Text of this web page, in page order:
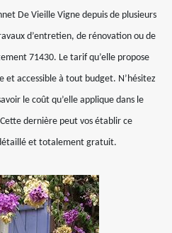
De Vieille Vigne depuis de plusieurs
d’entretien, de rénovation ou de
71430. Le tarif qu’elle propose
et accessible à tout budget. N’hésitez
le coût qu’elle applique dans le
dernière peut vos établir ce
et totalement gratuit.